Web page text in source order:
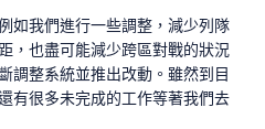
如我們進行一些調整，減少列隊
，也盡可能減少跨區對戰的狀況
調整系統並推出改動。雖然到目
有很多未完成的工作等著我們去